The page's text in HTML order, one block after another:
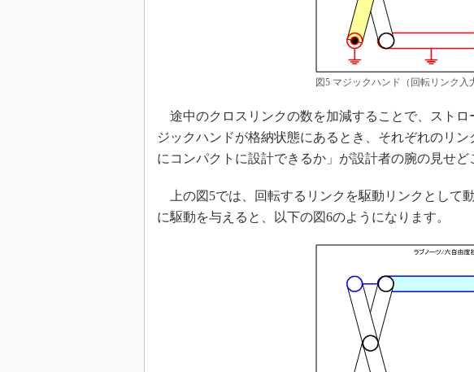
図5 マジックハンド（回転リンク入
途中のクロスリンクの数を加減することで、ストロ
ジックハンドが格納状態にあるとき、それぞれのリ
にコンパクトに設計できるか」が設計者の腕の見せど
上の図5では、回転するリンクを駆動リンクとして
に駆動を与えると、以下の図6のようになります。